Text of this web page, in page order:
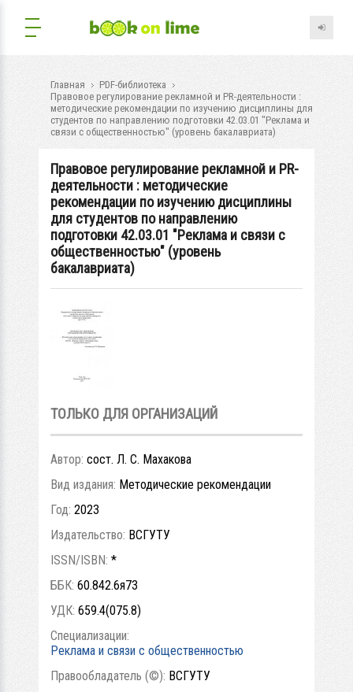
Главная
PDF-библиотека
Правовое регулирование рекламной и PR-деятельности :
методические рекомендации по изучению дисциплины для
студентов по направлению подготовки 42.03.01 "Реклама и
связи с общественностью" (уровень бакалавриата)
Правовое регулирование рекламной и PR-
деятельности : методические
рекомендации по изучению дисциплины
для студентов по направлению
подготовки 42.03.01 "Реклама и связи с
общественностью" (уровень
бакалавриата)
ТОЛЬКО ДЛЯ ОРГАНИЗАЦИЙ
Автор: сост. Л. С. Махакова
Вид издания: Методические рекомендации
Год: 2023
Издательство: ВСГУТУ
ISSN/ISBN: *
ББК: 60.842.6я73
УДК: 659.4(075.8)
Специализации:
Реклама и связи с общественностью
Правообладатель (©): ВСГУТУ